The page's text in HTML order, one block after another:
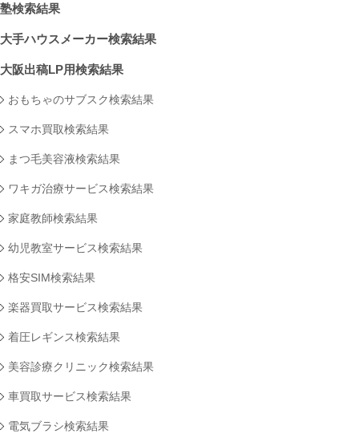
塾検索結果
大手ハウスメーカー検索結果
大阪出稿LP用検索結果
おもちゃのサブスク検索結果
スマホ買取検索結果
まつ毛美容液検索結果
ワキガ治療サービス検索結果
家庭教師検索結果
幼児教室サービス検索結果
格安SIM検索結果
楽器買取サービス検索結果
着圧レギンス検索結果
美容診療クリニック検索結果
車買取サービス検索結果
電気ブラシ検索結果